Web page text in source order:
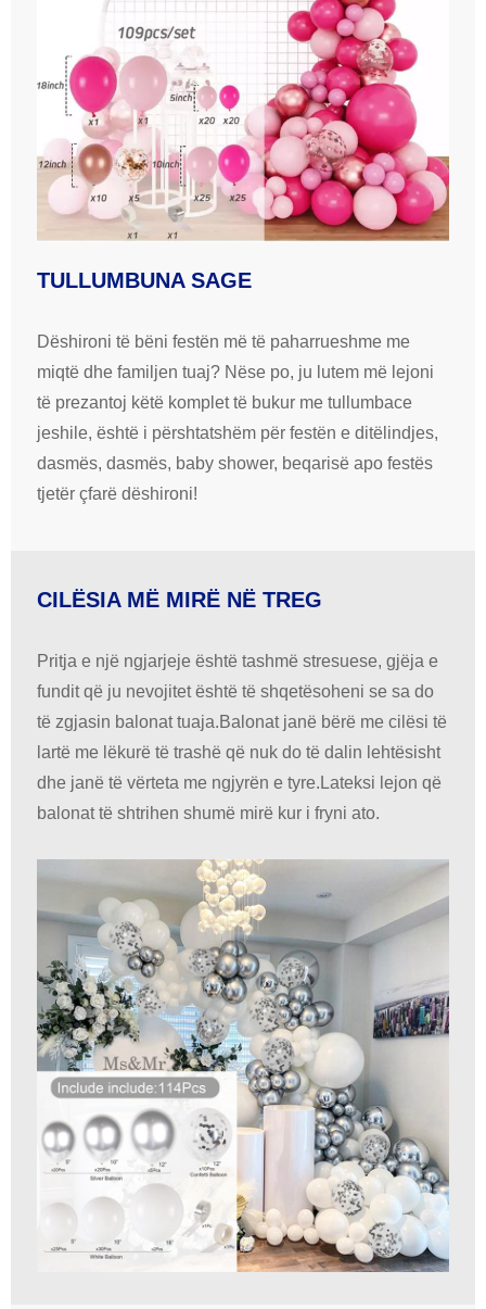
TULLUMBUNA SAGE
Dëshironi të bëni festën më të paharrueshme me
miqtë dhe familjen tuaj? Nëse po, ju lutem më lejoni
të prezantoj këtë komplet të bukur me tullumbace
jeshile, është i përshtatshëm për festën e ditëlindjes,
dasmës, dasmës, baby shower, beqarisë apo festës
tjetër çfarë dëshironi!
CILËSIA MË MIRË NË TREG
Pritja e një ngjarjeje është tashmë stresuese, gjëja e
fundit që ju nevojitet është të shqetësoheni se sa do
të zgjasin balonat tuaja.Balonat janë bërë me cilësi të
lartë me lëkurë të trashë që nuk do të dalin lehtësisht
dhe janë të vërteta me ngjyrën e tyre.Lateksi lejon që
balonat të shtrihen shumë mirë kur i fryni ato.